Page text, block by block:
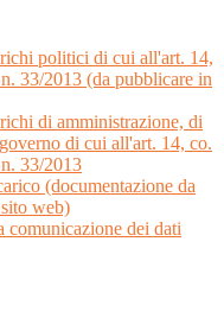
politici di cui all'art. 14,
33/2013 (da pubblicare in
di amministrazione, di
di cui all'art. 14, co.
33/2013
(documentazione da
web)
comunicazione dei dati